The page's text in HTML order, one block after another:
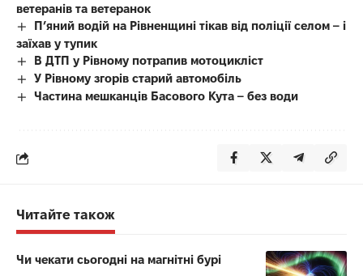
ветеранів та ветеранок
П’яний водій на Рівненщині тікав від поліції селом – і
заїхав у тупик
В ДТП у Рівному потрапив мотоцикліст
У Рівному згорів старий автомобіль
Частина мешканців Басового Кута – без води
Читайте також
Чи чекати сьогодні на магнітні бурі